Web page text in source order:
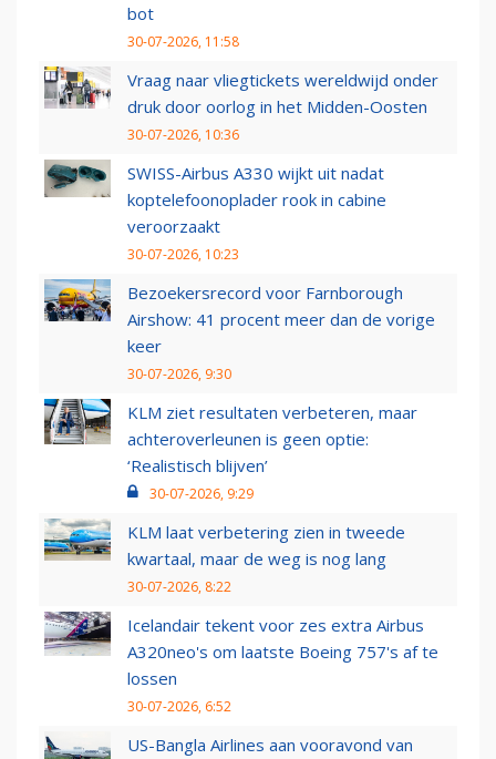
bot
30-07-2026, 11:58
Vraag naar vliegtickets wereldwijd onder
druk door oorlog in het Midden-Oosten
30-07-2026, 10:36
SWISS-Airbus A330 wijkt uit nadat
koptelefoonoplader rook in cabine
veroorzaakt
30-07-2026, 10:23
Bezoekersrecord voor Farnborough
Airshow: 41 procent meer dan de vorige
keer
30-07-2026, 9:30
KLM ziet resultaten verbeteren, maar
achteroverleunen is geen optie:
‘Realistisch blijven’
30-07-2026, 9:29
KLM laat verbetering zien in tweede
kwartaal, maar de weg is nog lang
30-07-2026, 8:22
Icelandair tekent voor zes extra Airbus
A320neo's om laatste Boeing 757's af te
lossen
30-07-2026, 6:52
US-Bangla Airlines aan vooravond van